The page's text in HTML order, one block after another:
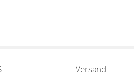
Versand